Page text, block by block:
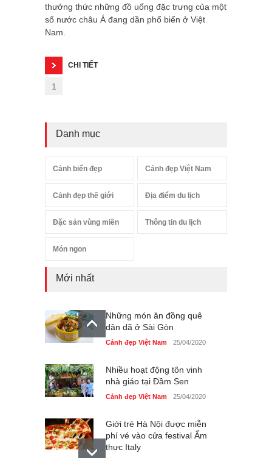
thưởng thức những đồ uống đặc trưng của một
số nước châu Á đang dần phổ biến ở Việt
Nam.
CHI TIẾT
1
Danh mục
Cảnh biển đẹp Cảnh đẹp Việt Nam
Cảnh đẹp thế giới Địa điểm du lịch
Đặc sản vùng miền Thông tin du lịch
Món ngon
Mới nhất
Những món ăn đồng quê
dân dã ở Sài Gòn
Cảnh đẹp Việt Nam 25/04/2020
Nhiều hoạt động tôn vinh
nhà giáo tại Đầm Sen
Cảnh đẹp Việt Nam 25/04/2020
Giới trẻ Hà Nội được miễn
phí vé vào cửa festival Ẩm
thực Italy